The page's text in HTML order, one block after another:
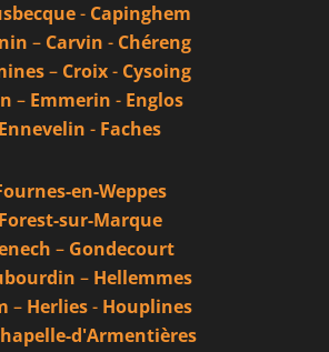
- Capinghem
– Carvin - Chéreng
– Croix- Cysoing
– Emmerin - Englos
Ennevelin - Faches
en-Weppes
Forest-sur-Marque
– Gondecourt
– Hellemmes
– Herlies- Houplines
d'Armentières